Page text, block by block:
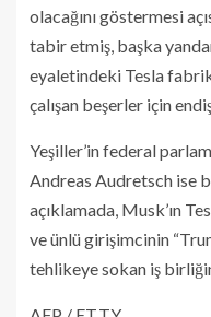
olacağını göstermesi
tabir etmiş, başka
eyaletindeki Tesla
çalışan beşerler için
Yeşiller’in federal
Andreas Audretsch ise
açıklamada, Musk’ın
ve ünlü girişimcinin
tehlikeye sokan iş